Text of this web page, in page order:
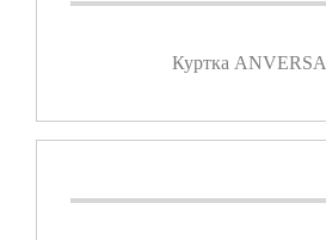
Куртка ANVERSA